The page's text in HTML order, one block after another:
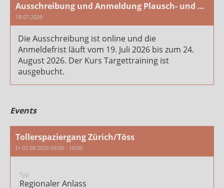
Ausschreibung und Anmeldung Plausch- und Arbeitstag 2026
18.07.2026
Die Ausschreibung ist online und die
Anmeldefrist läuft vom 19. Juli 2026 bis zum 24.
August 2026. Der Kurs Targettraining ist
ausgebucht.
Events
Tollerspaziergang Zürich/Töss
Fr 07.08.2026 09:00 - 10:00
Typ
Regionaler Anlass